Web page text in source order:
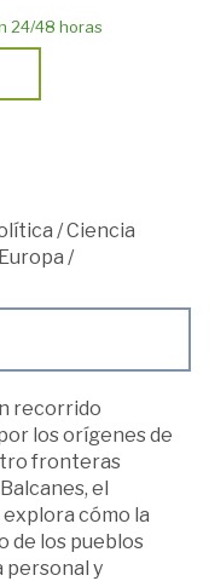
24/48 horas
/Ciencia
/
recorrido
los orígenes de
fronteras
el
cómo la
de los pueblos
personal y